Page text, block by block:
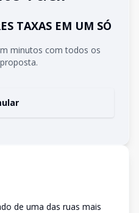
TAXAS EM UM SÓ
minutos com todos os
de uma das ruas mais